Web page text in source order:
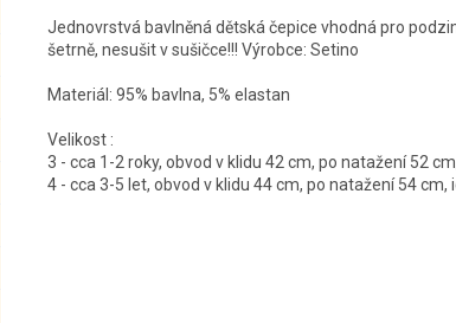
Jednovrstvá bavlněná dětská čepice vhodná pro
šetrně, nesušit v sušičce!!! Výrobce: Setino
Materiál: 95% bavlna, 5% elastan
Velikost :
3 - cca 1-2 roky, obvod v klidu 42 cm, po natažení 52
4 - cca 3-5 let, obvod v klidu 44 cm, po natažení 54